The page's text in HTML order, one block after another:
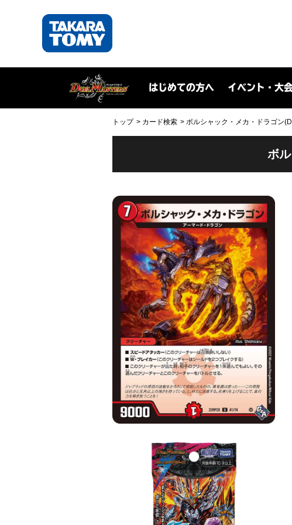
はじめての方へ イベント・大
トップ カード検索 ボルシャック・メカ・ドラゴン
ボ